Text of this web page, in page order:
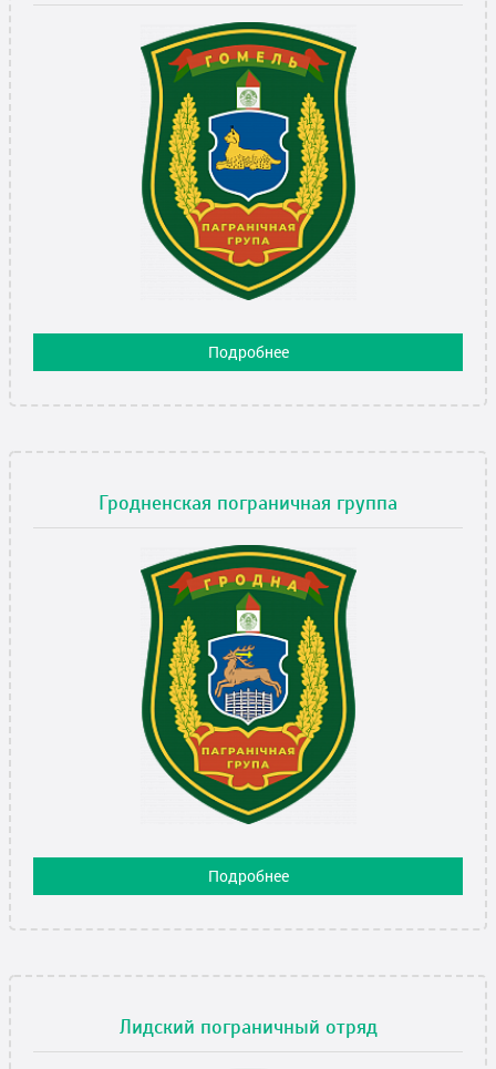
Подробнее
Гродненская пограничная группа
Подробнее
Лидский пограничный отряд